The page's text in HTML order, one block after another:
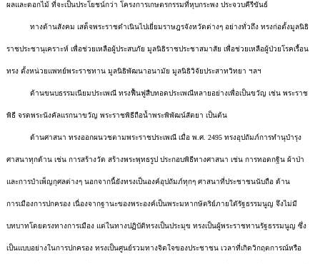
ผลและดอกไม้ ที่จะเป็นประโยชน์กว่า โครงการเกษตรกรรมที่หุบกระพง ประจวบคีรีขันธ์
ทางด้านสังคม เสด็จพระราชดำเนินไปเยี่ยมราษฎรจังหวัดต่างๆ อย่างทั่วถึง ทรงก่อตั้งมูลนิธิ
ราชประชานุเคราะห์ เพื่อช่วยเหลือผู้ประสบภัย มูลนิธิราชประชาสมาสัย เพื่อช่วยเหลือผู้ป่วยโรคเรื้อน
ทรง ตั้งหน่วยแพทย์พระราชทาน มูลนิธิพัฒนาอนามัย มูลนิธิวิจัยประสาทวิทยา ฯลฯ
ด้านขนบธรรมเนียมประเพณี ทรงฟื้นฟูสืบทอดประเพณีหลายอย่างเพื่อเป็นขวัญ เช่น พระราช
พิธี จรดพระนังคัลแรกนาขวัญ พระราชพิธีถือน้ำพระพิพัฒน์สัตยา เป็นต้น
ด้านศาสนา ทรงออกผนวชตามพระราชประเพณี เมื่อ พ.ศ. 2495 ทรงอุปถัมภ์การทำนุบำรุง
ศาสนาทุกด้าน เช่น การสร้างวัด สร้างพระพุทธรูป ประกอบพิธีทางศาสนา เช่น การทอดกฐิน ผ้าป่า
และการบำเพ็ญกุศลต่างๆ นอกจากนี้ยังทรงเป็นองค์อุปถัมภ์ทุกๆ ศาสนาที่ประชาชนนับถือ ด้าน
การเมืองการปกครอง เนื่องจากฐานะของพระองค์เป็นพระมหากษัตริย์ภายใตัรัฐธรรมนูญ จึงไม่มี
บทบาทโดยตรงทางการเมือง แต่ในทางปฏิบัติทรงเป็นประมุข ทรงเป็นผู้พระราชทานรัฐธรรมนูญ ซึ่ง
เป็นแบบอย่างในการปกครอง ทรงเป็นศูนย์รวมทางจิตใจของประชาชน เวลาที่เกิดวิกฤตการณ์หรือ